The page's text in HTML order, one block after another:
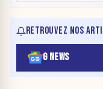
RETROUVEZ NOS
G NEWS